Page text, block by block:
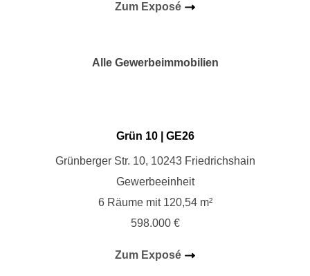
Zum Exposé
Alle Gewerbeimmobilien
Grün 10| GE26
Grünberger Str. 10, 10243 Friedrichshain
Gewerbeeinheit
6 Räume mit 120,54 m²
598.000 €
Zum Exposé